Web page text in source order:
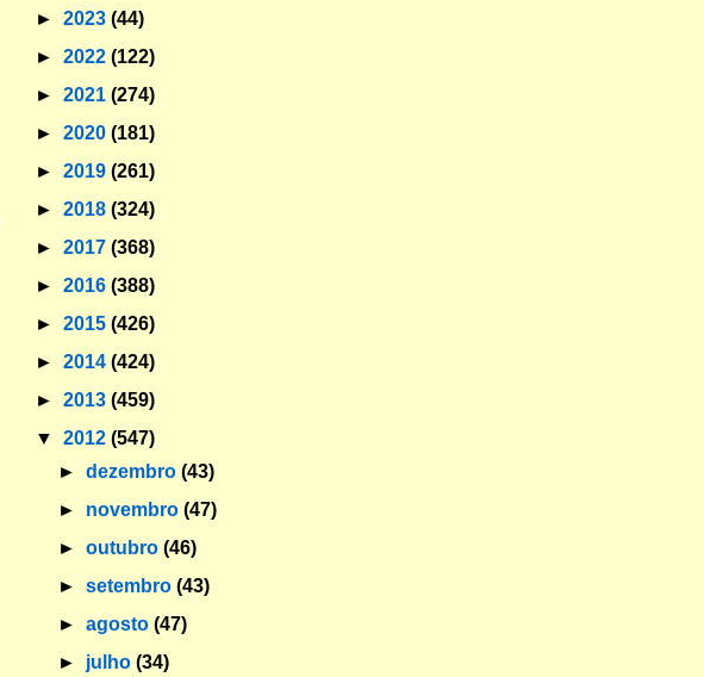
► 2023 (44)
► 2022 (122)
► 2021 (274)
► 2020 (181)
► 2019 (261)
► 2018 (324)
► 2017 (368)
► 2016 (388)
► 2015 (426)
► 2014 (424)
► 2013 (459)
▼ 2012 (547)
►dezembro(43)
► novembro(47)
►outubro(46)
►setembro(43)
►agosto(47)
► julho(34)